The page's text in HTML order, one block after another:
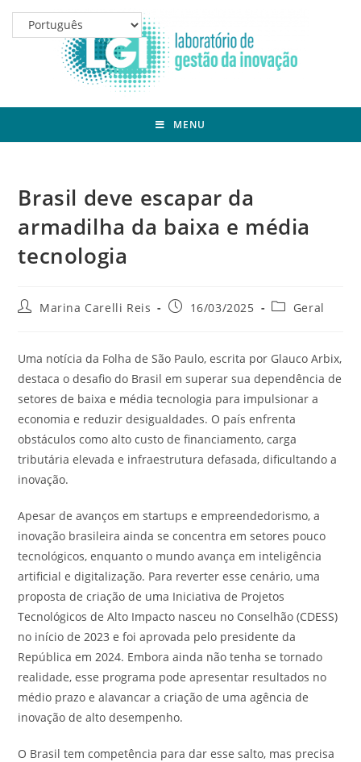
MENU
Brasil deve escapar da
armadilha da baixa e média
tecnologia
Marina Carelli Reis 16/03/2025 Geral
Uma notícia da Folha de São Paulo, escrita por Glauco Arbix,
destaca o desafio do Brasil em superar sua dependência de
setores de baixa e média tecnologia para impulsionar a
economia e reduzir desigualdades. O país enfrenta
obstáculos como alto custo de financiamento, carga
tributária elevada e infraestrutura defasada, dificultando a
inovação.
Apesar de avanços em startups e empreendedorismo, a
inovação brasileira ainda se concentra em setores pouco
tecnológicos, enquanto o mundo avança em inteligência
artificial e digitalização. Para reverter esse cenário, uma
proposta de criação de uma Iniciativa de Projetos
Tecnológicos de Alto Impacto nasceu no Conselhão (CDESS)
no início de 2023 e foi aprovada pelo presidente da
República em 2024. Embora ainda não tenha se tornado
realidade, esse programa pode apresentar resultados no
médio prazo e alavancar a criação de uma agência de
inovação de alto desempenho.
O Brasil tem competência para dar esse salto, mas precisa